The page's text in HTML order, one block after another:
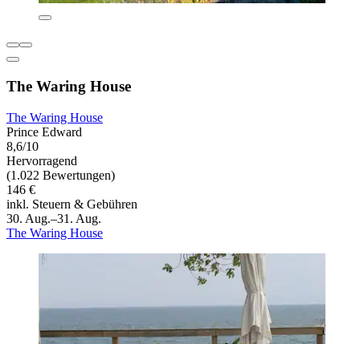
The Waring House
The Waring House
Prince Edward
8,6/10
Hervorragend
(1.022 Bewertungen)
146 €
inkl. Steuern & Gebühren
30. Aug.–31. Aug.
The Waring House